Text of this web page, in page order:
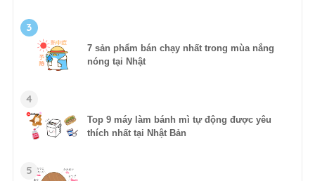
3
7 sản phẩm bán chạy nhất trong mùa nắng
nóng tại Nhật
4
Top 9 máy làm bánh mì tự động được yêu
thích nhất tại Nhật Bản
5